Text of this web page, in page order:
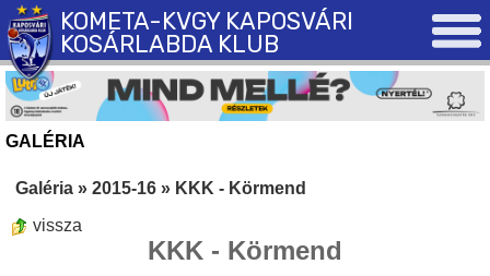
KOMETA-KVGY KAPOSVÁRI
KOSÁRLABDA KLUB
GALÉRIA
Galéria » 2015-16 » KKK - Körmend
vissza
KKK - Körmend